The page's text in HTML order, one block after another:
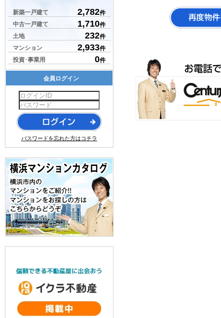
新築一戸建て 2,782件
中古一戸建て
1,710件
土地
232件
マンション
2,933件
投資･事業用
0件
会員ログイン
パスワードを忘れた方はコチラ